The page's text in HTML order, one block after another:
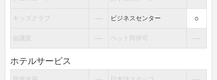
キッズクラブ ― ビジネスセンター ○
会議室 ― ペット同伴可 ―
ホテルサービス